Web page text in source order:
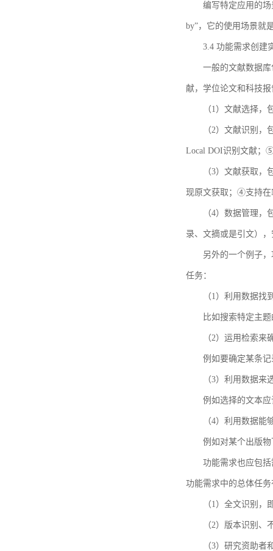
编写特定应用的场
by”，它的使用场景就
3.4 功能需求创建
一般的文献数据
献，学位论文和科技
（1）文献选择
（2）文献识别
Local DOI识别文献；
（3）文献获取
现原文获取；④支持在
（4）数据管理
录、文摘或是引文）
另外的一个例子，
任务：
（1）利用数据找
比如搜索特定主
（2）运用检索来
例如要确定某条
（3）利用数据来
例如选择的文本
（4）利用数据能
例如对某个出版
功能需求也应包括
功能需求中的总体任
（1）全文识别
（2）版本识别、
（3）研究资助者